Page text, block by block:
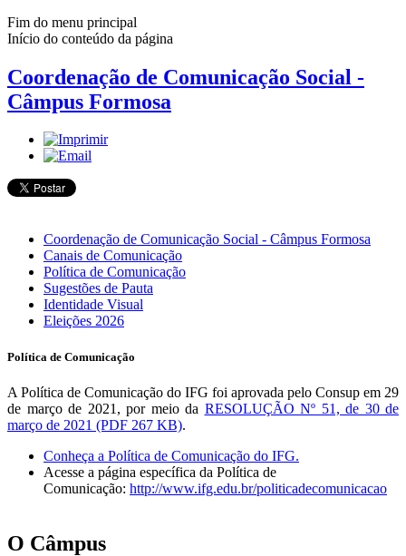
Fim do menu principal
Início do conteúdo da página
Coordenação de Comunicação Social -
Câmpus Formosa
Coordenação de Comunicação Social - Câmpus Formosa
Canais de Comunicação
Política de Comunicação
Sugestões de Pauta
Identidade Visual
Eleições 2026
Política de Comunicação
A Política de Comunicação do IFG foi aprovada pelo Consup em 29
de março de 2021, por meio da RESOLUÇÃO Nº 51, de 30 de
março de 2021 (PDF 267 KB).
Conheça a Política de Comunicação do IFG.
Acesse a página específica da Política de
Comunicação: http://www.ifg.edu.br/politicadecomunicacao
O Câmpus